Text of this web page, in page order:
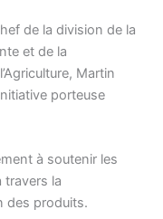
de la division de la
et de la
Martin
porteuse
à soutenir les
travers la
des produits.